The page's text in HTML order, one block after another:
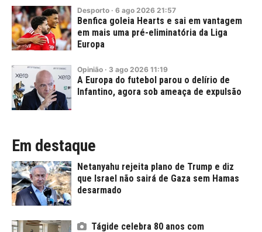
Desporto · 6 ago 2026 21:57
Benfica goleia Hearts e sai em vantagem
em mais uma pré-eliminatória da Liga
Europa
Opinião · 3 ago 2026 11:19
A Europa do futebol parou o delírio de
Infantino, agora sob ameaça de expulsão
Em destaque
Netanyahu rejeita plano de Trump e diz
que Israel não sairá de Gaza sem Hamas
desarmado
Tágide celebra 80 anos com